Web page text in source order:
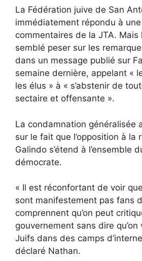
La Fédération juive de San
immédiatement répondu à
commentaires de la JTA.
semblé peser sur les
dans un message publié sur
semaine dernière, appelant «
les élus » à « s’abstenir de
sectaire et offensante ».
La condamnation généralisée
sur le fait que l’opposition à la
Galindo s’étend à l’ensemble
démocrate.
« Il est réconfortant de voir
sont manifestement pas fans
comprennent qu’on peut
gouvernement sans dire
Juifs dans des camps
déclaré Nathan.